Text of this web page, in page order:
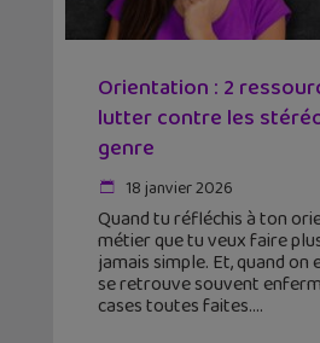
Orientation : 2
lutter contre les
genre
18 janvier 2026
Quand tu réfléchis à ton
métier que tu veux faire
jamais simple. Et, quand on
se retrouve souvent
cases toutes faites.